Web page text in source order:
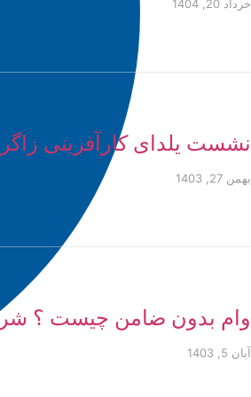
خرداد 20, 1404
نشست یلدای کارآفرینی
بهمن 27, 1403
وام بدون ضامن چیست ؟
آبان 5, 1403